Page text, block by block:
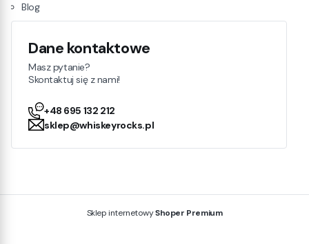
Dane kontaktowe
Masz pytanie?
Skontaktuj się z nami!
+48 695 132 212
sklep@whiskeyrocks.pl
Blog
Sklep internetowyShoper Premium